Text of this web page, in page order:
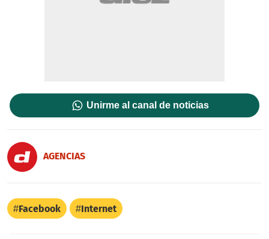
Unirme al canal de noticias
AGENCIAS
Facebook Internet